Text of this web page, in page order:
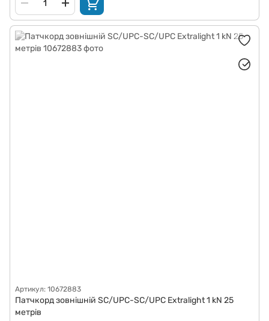
Артикул: 10672883
Патчкорд зовнішній SC/UPC-SC/UPC Extralight 1 kN 25
метрів